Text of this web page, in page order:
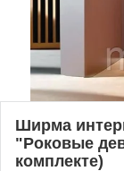
Ширма
"Роковые
комплекте)